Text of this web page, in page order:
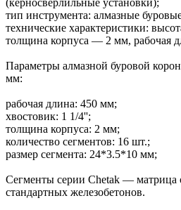
тип инструмента: алмазные
технические характеристики:
толщина корпуса — 2 мм, рабочая
Параметры алмазной буровой
мм:
рабочая длина: 450 мм;
хвостовик: 1 1/4'';
толщина корпуса: 2 мм;
количество сегментов: 16 шт.;
размер сегмента: 24*3.5*10 мм;
Сегменты серии Chetak — матрица
стандартных железобетонов.